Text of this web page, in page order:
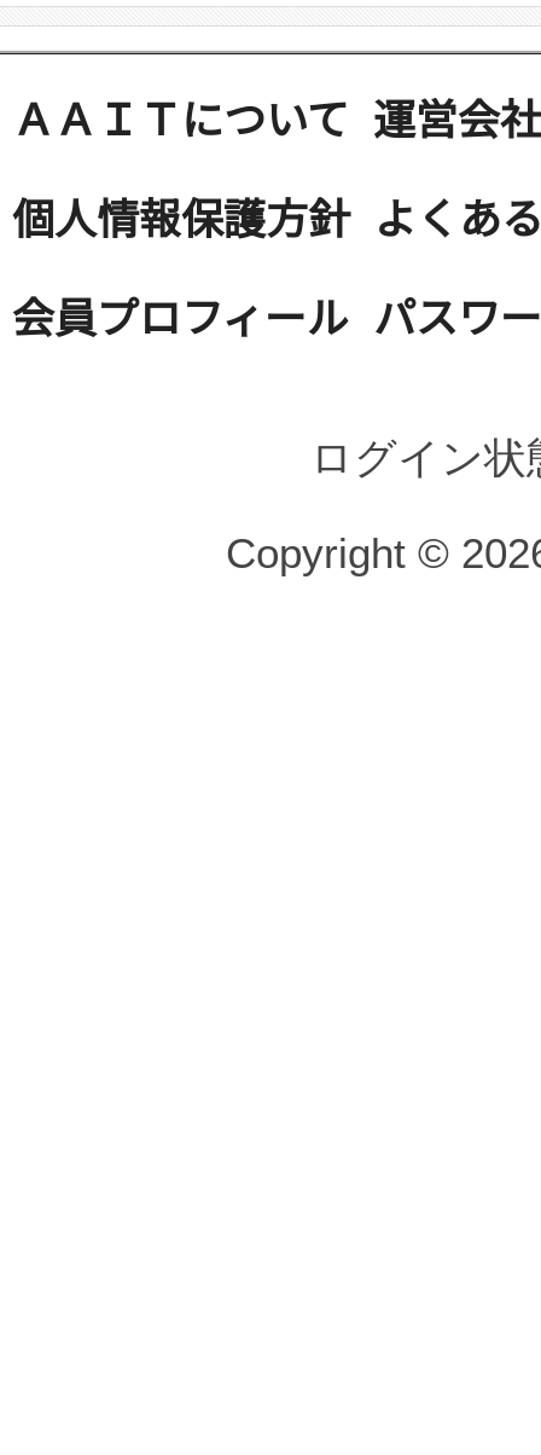
ＡＡＩＴについて 運営会社
個人情報保護方針 よくあ
会員プロフィール パスワ
ログイン
Copyright ©